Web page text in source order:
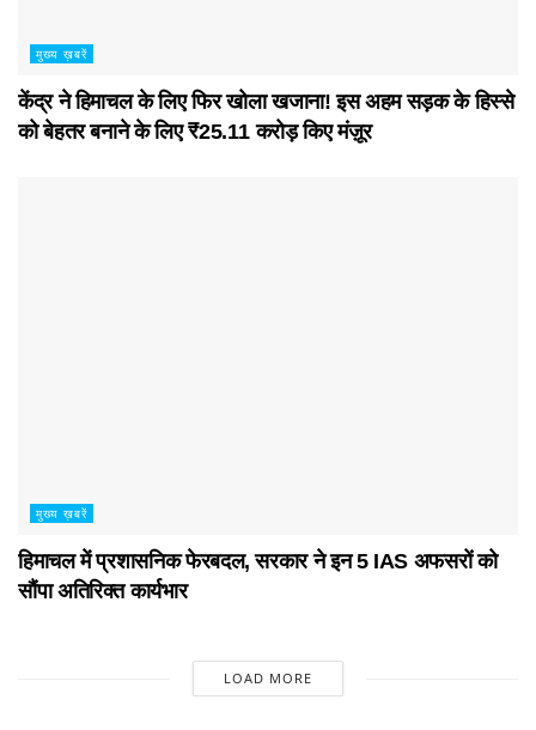
मुख्य ख़बरें
केंद्र ने हिमाचल के लिए फिर खोला खजाना! इस अहम सड़क के हिस्से
को बेहतर बनाने के लिए ₹25.11 करोड़ किए मंज़ूर
मुख्य ख़बरें
हिमाचल में प्रशासनिक फेरबदल, सरकार ने इन 5 IAS अफसरों को
सौंपा अतिरिक्त कार्यभार
LOAD MORE